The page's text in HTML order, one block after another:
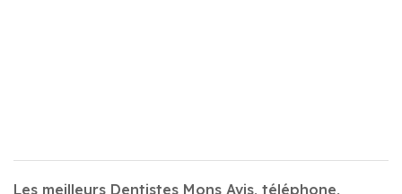
Les meilleurs Dentistes Mons Avis, téléphone,